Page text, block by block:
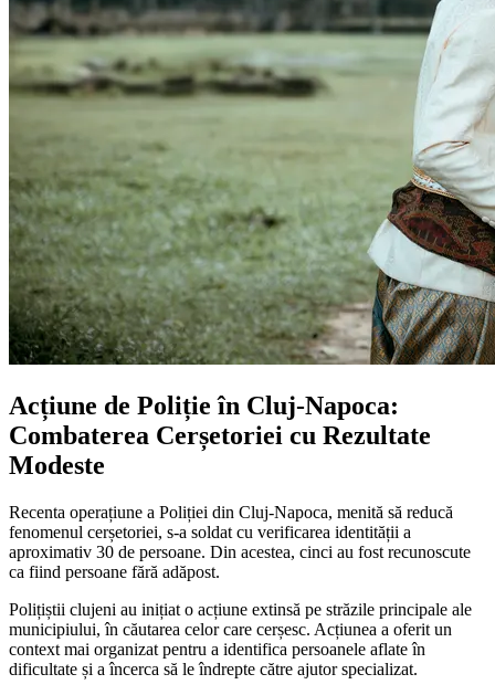
Acțiune de Poliție în Cluj-Napoca:
Combaterea Cerșetoriei cu Rezultate
Modeste
Recenta operațiune a Poliției din Cluj-Napoca, menită să reducă
fenomenul cerșetoriei, s-a soldat cu verificarea identității a
aproximativ 30 de persoane. Din acestea, cinci au fost recunoscute
ca fiind persoane fără adăpost.
Polițiștii clujeni au inițiat o acțiune extinsă pe străzile principale ale
municipiului, în căutarea celor care cerșesc. Acțiunea a oferit un
context mai organizat pentru a identifica persoanele aflate în
dificultate și a încerca să le îndrepte către ajutor specializat.